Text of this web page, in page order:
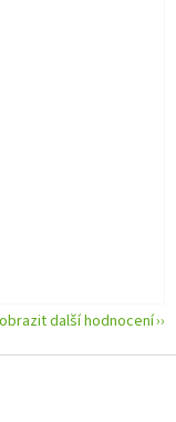
další hodnocení